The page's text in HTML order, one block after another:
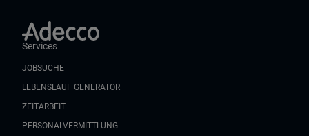
Services
JOBSUCHE
LEBENSLAUF GENERATOR
ZEITARBEIT
PERSONALVERMITTLUNG